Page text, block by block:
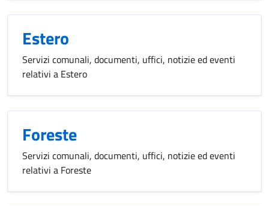
Estero
Servizi comunali, documenti, uffici, notizie ed eventi
relativi a Estero
Foreste
Servizi comunali, documenti, uffici, notizie ed eventi
relativi a Foreste